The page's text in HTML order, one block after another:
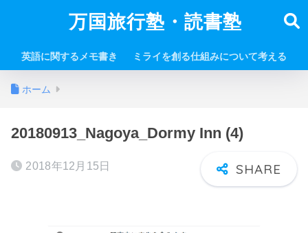
万国旅行塾・読書塾
英語に関するメモ書き ミライを創る仕組みについて考える
ホーム
20180913_Nagoya_Dormy Inn (4)
2018年12月15日